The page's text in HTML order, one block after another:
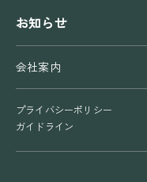
お知らせ
会社案内
プライバシーポリシー
ガイドライン